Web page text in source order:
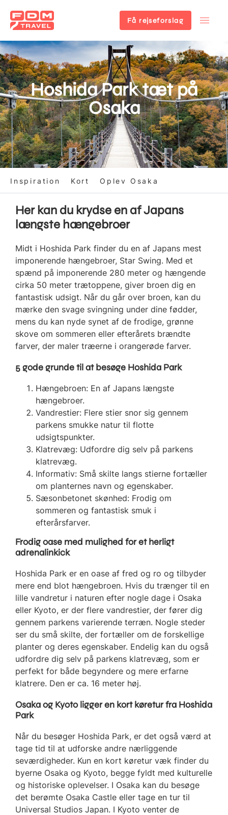
Gå
til
hovedindhold
Få rejseforslag
Hoshida Park tæt på
Osaka
Inspiration Kort Oplev Osaka
Her kan du krydse en af Japans
længste hængebroer
Midt i Hoshida Park finder du en af Japans mest
imponerende hængebroer, Star Swing. Med et
spænd på imponerende 280 meter og hængende
cirka 50 meter trætoppene, giver broen dig en
fantastisk udsigt. Når du går over broen, kan du
mærke den svage svingning under dine fødder,
mens du kan nyde synet af de frodige, grønne
skove om sommeren eller efterårets brændte
farver, der maler træerne i orangerøde farver.
5 gode grunde til at besøge Hoshida Park
Hængebroen: En af Japans længste
hængebroer.
Vandrestier: Flere stier snor sig gennem
parkens smukke natur til flotte
udsigtspunkter.
Klatrevæg: Udfordre dig selv på parkens
klatrevæg.
Informativ: Små skilte langs stierne fortæller
om planternes navn og egenskaber.
Sæsonbetonet skønhed: Frodig om
sommeren og fantastisk smuk i
efterårsfarver.
Frodig oase med mulighed for et herligt
adrenalinkick
Hoshida Park er en oase af fred og ro og tilbyder
mere end blot hængebroen. Hvis du trænger til en
lille vandretur i naturen efter nogle dage i Osaka
eller Kyoto, er der flere vandrestier, der fører dig
gennem parkens varierende terræn. Nogle steder
ser du små skilte, der fortæller om de forskellige
planter og deres egenskaber. Endelig kan du også
udfordre dig selv på parkens klatrevæg, som er
perfekt for både begyndere og mere erfarne
klatrere. Den er ca. 16 meter høj.
Osaka og Kyoto ligger en kort køretur fra Hoshida
Park
Når du besøger Hoshida Park, er det også værd at
tage tid til at udforske andre nærliggende
seværdigheder. Kun en kort køretur væk finder du
byerne Osaka og Kyoto, begge fyldt med kulturelle
og historiske oplevelser. I Osaka kan du besøge
det berømte Osaka Castle eller tage en tur til
Universal Studios Japan. I Kyoto venter de